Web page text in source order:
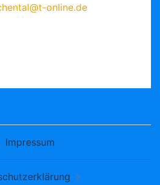
online.de
Impressum